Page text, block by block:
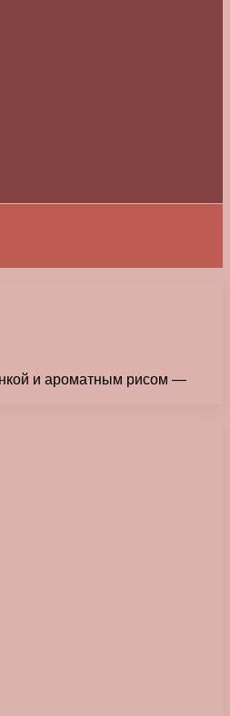
и ароматным рисом —